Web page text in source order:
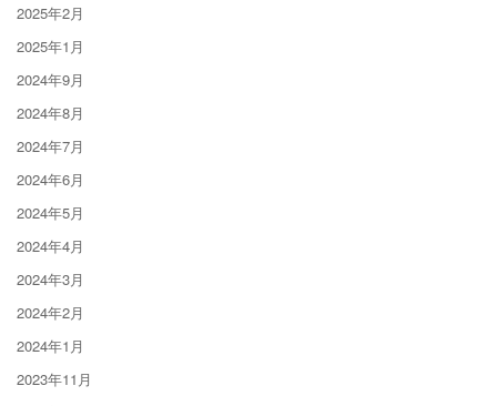
2025年2月
2025年1月
2024年9月
2024年8月
2024年7月
2024年6月
2024年5月
2024年4月
2024年3月
2024年2月
2024年1月
2023年11月